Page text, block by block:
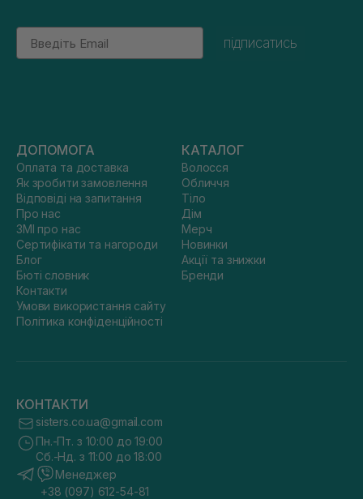
Email
підписатись
ДОПОМОГА
Оплата та доставка
Як зробити замовлення
Відповіді на запитання
Про нас
ЗМІ про нас
Сертифікати та нагороди
Блог
Бюті словник
Контакти
Умови використання сайту
Політика конфіденційності
КАТАЛОГ
Волосся
Обличчя
Тіло
Дім
Мерч
Новинки
Акції та знижки
Бренди
КОНТАКТИ
sisters.co.ua@gmail.com
Пн.-Пт. з 10:00 до 19:00
Сб.-Нд. з 11:00 до 18:00
Менеджер
+38 (097) 612-54-81